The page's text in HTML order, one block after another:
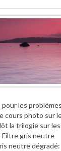
les
cours photo sur
la trilogie sur les
gris neutre
neutre dégradé: